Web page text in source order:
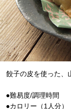
餃子の皮を使った、
●難易度/調理時間
●カロリー（1人分）